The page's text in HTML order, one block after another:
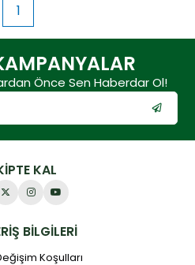
1
Önce Sen Haberdar Ol!
KAL
BİLGİLERİ
Koşulları